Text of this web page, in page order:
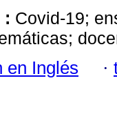
: Covid-19;
en Inglés ·